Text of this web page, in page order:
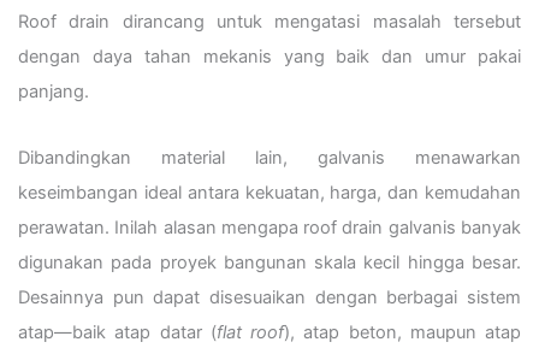
Roof drain dirancang untuk mengatasi masalah tersebut
dengan daya tahan mekanis yang baik dan umur pakai
panjang.
Dibandingkan material lain, galvanis menawarkan
keseimbangan ideal antara kekuatan, harga, dan kemudahan
perawatan. Inilah alasan mengapa roof drain galvanis banyak
digunakan pada proyek bangunan skala kecil hingga besar.
Desainnya pun dapat disesuaikan dengan berbagai sistem
atap—baik atap datar (flat roof), atap beton, maupun atap